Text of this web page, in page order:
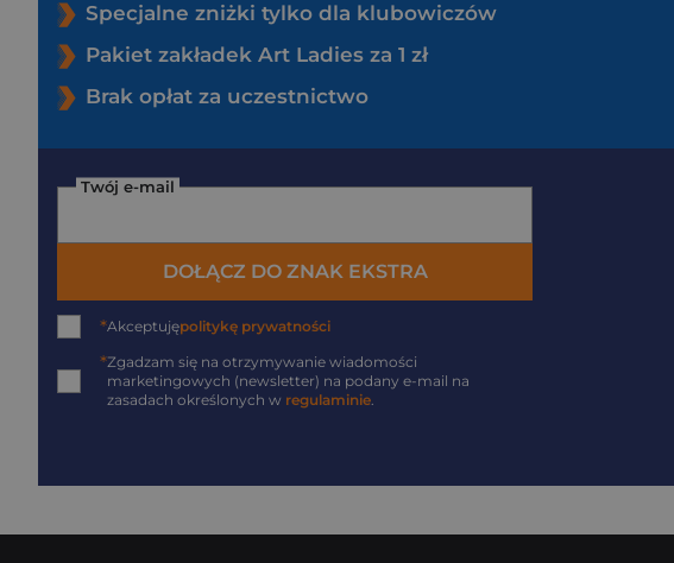
Specjalne zniżki tylko dla klubowiczów
Pakiet zakładek Art Ladies za 1 zł
Brak opłat za uczestnictwo
Twój e-mail
DOŁĄCZ DO ZNAK EKSTRA
*Akceptujępolitykę prywatności
*Zgadzam się na otrzymywanie wiadomości
marketingowych (newsletter) na podany e-mail na
zasadach określonych w regulaminie.